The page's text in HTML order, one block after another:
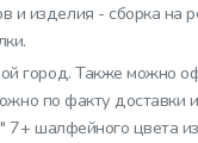
изделия - сборка на
город. Также можно
по факту
шалфейного цвета